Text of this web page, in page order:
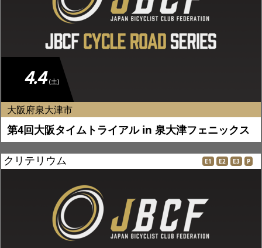
4.4 (土)
大阪府泉大津市
第4回大阪タイムトライアル in 泉大津フェニックス
クリテリウム E1 E2 E3 P